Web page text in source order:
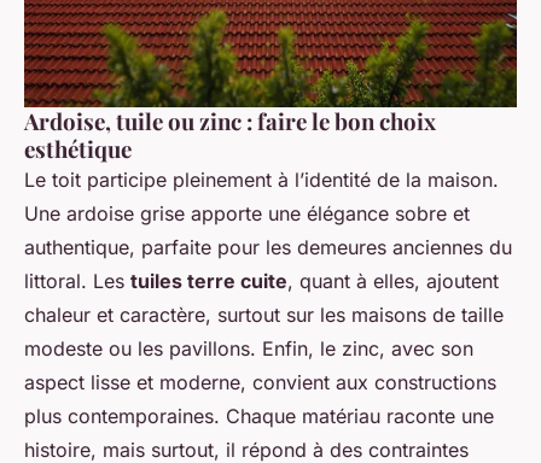
Ardoise, tuile ou zinc : faire le bon choix
esthétique
Le toit participe pleinement à l’identité de la maison.
Une ardoise grise apporte une élégance sobre et
authentique, parfaite pour les demeures anciennes du
littoral. Les tuiles terre cuite, quant à elles, ajoutent
chaleur et caractère, surtout sur les maisons de taille
modeste ou les pavillons. Enfin, le zinc, avec son
aspect lisse et moderne, convient aux constructions
plus contemporaines. Chaque matériau raconte une
histoire, mais surtout, il répond à des contraintes